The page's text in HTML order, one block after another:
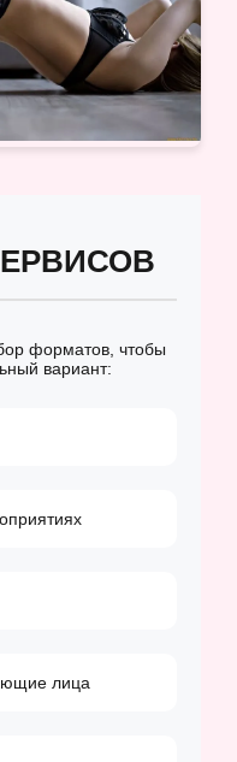
форматов, чтобы
вариант:
лица